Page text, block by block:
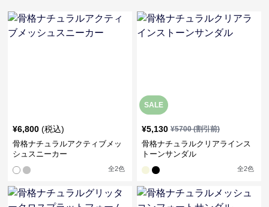
¥6,800 (税込)
骨格ナチュラルアクティブメッ
シュスニーカー
全2色
SALE
¥5,130 ¥5700(割引前)
骨格ナチュラルクリアラインス
トーンサンダル
全2色